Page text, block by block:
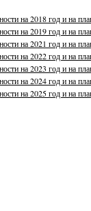
на 2018 год и на
на 2019 год и на
на 2021 год и на
на 2022 год и на
на 2023 год и на
на 2024 год и на
на 2025 год и на